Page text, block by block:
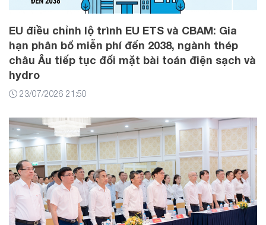
EU điều chỉnh lộ trình EU ETS và CBAM: Gia
hạn phân bổ miễn phí đến 2038, ngành thép
châu Âu tiếp tục đối mặt bài toán điện sạch và
hydro
23/07/2026 21:50